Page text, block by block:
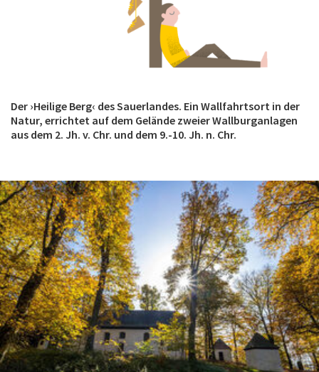
Der ›Heilige Berg‹ des Sauerlandes. Ein Wallfahrtsort in der
Natur, errichtet auf dem Gelände zweier Wallburganlagen
aus dem 2. Jh. v. Chr. und dem 9.-10. Jh. n. Chr.